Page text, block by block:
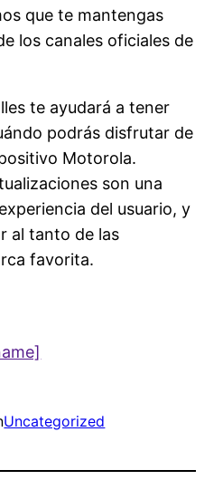
que te mantengas
los canales oficiales de
te ayudará a tener
podrás disfrutar de
Motorola.
son una
del usuario, y
al tanto de las
favorita.
Uncategorized